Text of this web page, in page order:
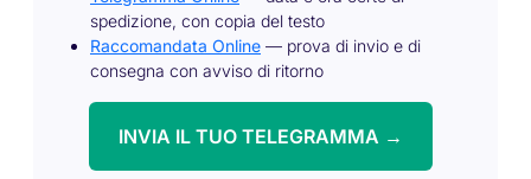
spedizione, con copia del testo
Raccomandata Online — prova di invio e di
consegna con avviso di ritorno
INVIA IL TUO TELEGRAMMA →